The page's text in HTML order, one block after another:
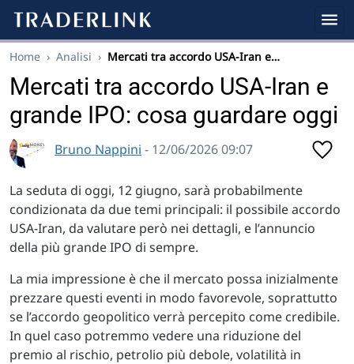
Home › Analisi › Mercati tra accordo USA-Iran e…
Mercati tra accordo USA-Iran e
grande IPO: cosa guardare oggi
Bruno Nappini - 12/06/2026 09:07
La seduta di oggi, 12 giugno, sarà probabilmente
condizionata da due temi principali: il possibile accordo
USA-Iran, da valutare però nei dettagli, e l’annuncio
della più grande IPO di sempre.
La mia impressione è che il mercato possa inizialmente
prezzare questi eventi in modo favorevole, soprattutto
se l’accordo geopolitico verrà percepito come credibile.
In quel caso potremmo vedere una riduzione del
premio al rischio, petrolio più debole, volatilità in